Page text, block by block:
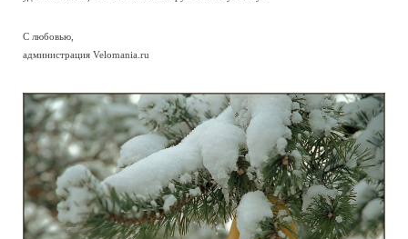
С любовью,
администрация Velomania.ru